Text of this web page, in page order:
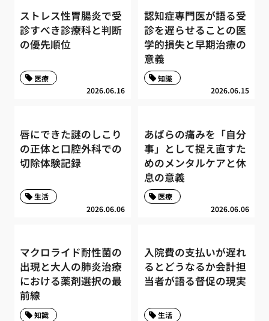
ストレス性胃腸炎で受
診すべき診療科と判断
の優先順位
2026.06.16
医療
認知症専門医が語る受
診を遅らせることの医
学的損失と早期治療の
意義
2026.06.15
知識
唇にできた謎のしこり
の正体と口腔外科での
切除体験記録
2026.06.06
生活
あばらの痛みを「自分
事」として捉え直すた
めのメンタルケアと休
息の意義
2026.06.06
医療
マクロライド耐性菌の
出現と大人の肺炎治療
における薬剤選択の最
前線
知識
入院費の支払いが遅れ
るとどうなるか会計担
当者が語る督促の現実
生活